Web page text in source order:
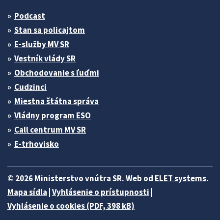
Podcast
Stan sa policajtom
E-služby MV SR
Vestník vlády SR
Obchodovanie s ľuďmi
Cudzinci
Miestna štátna správa
Vládny program ESO
Call centrum MV SR
E-trhovisko
© 2026 Ministerstvo vnútra SR. Web od ELET systems.
Mapa sídla Vyhlásenie o prístupnosti
Vyhlásenie o cookies (PDF, 398 kB)